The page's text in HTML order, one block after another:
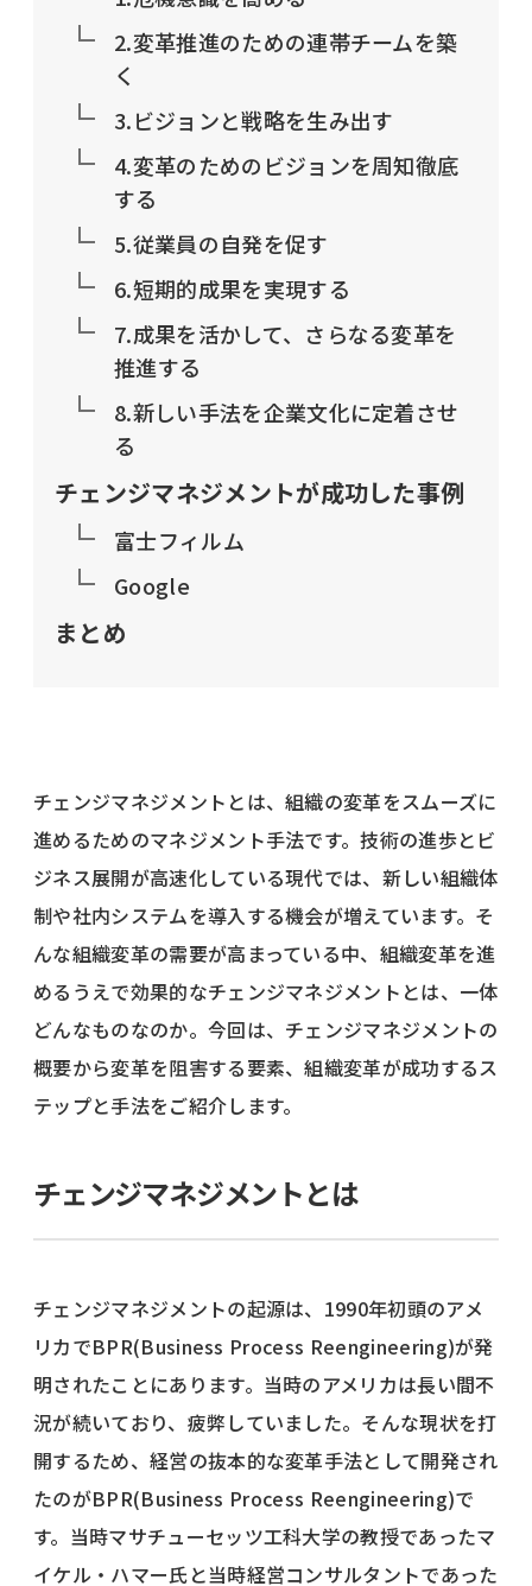
2.変革推進のための連帯チームを築
く
3.ビジョンと戦略を生み出す
4.変革のためのビジョンを周知徹底
する
5.従業員の自発を促す
6.短期的成果を実現する
7.成果を活かして、さらなる変革を
推進する
8.新しい手法を企業文化に定着させ
る
チェンジマネジメントが成功した事例
富士フィルム
Google
まとめ
チェンジマネジメントとは、組織の変革をスムーズに
進めるためのマネジメント手法です。技術の進歩とビ
ジネス展開が高速化している現代では、新しい組織体
制や社内システムを導入する機会が増えています。そ
んな組織変革の需要が高まっている中、組織変革を進
めるうえで効果的なチェンジマネジメントとは、一体
どんなものなのか。今回は、チェンジマネジメントの
概要から変革を阻害する要素、組織変革が成功するス
テップと手法をご紹介します。
チェンジマネジメントとは
チェンジマネジメントの起源は、1990年初頭のアメ
リカでBPR(Business Process Reengineering)が発
明されたことにあります。当時のアメリカは長い間不
況が続いており、疲弊していました。そんな現状を打
開するため、経営の抜本的な変革手法として開発され
たのがBPR(Business Process Reengineering)で
す。当時マサチューセッツ工科大学の教授であったマ
イケル・ハマー氏と当時経営コンサルタントであった